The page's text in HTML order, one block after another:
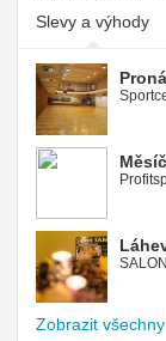
Slevy a výhody
Zobrazit všechny